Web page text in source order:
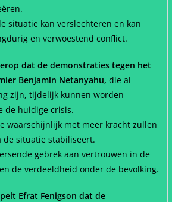
situatie kan verslechteren en kan
en verwoestend conflict.
dat de demonstraties tegen het
Benjamin Netanyahu, die al
zijn, tijdelijk kunnen worden
de huidige crisis.
waarschijnlijk met meer kracht zullen
de situatie stabiliseert.
gebrek aan vertrouwen in de
de verdeeldheid onder de bevolking.
Efrat Fenigson dat de